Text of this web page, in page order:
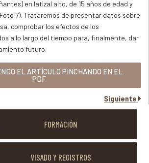
en latizal alto, de 15 años de edad y
7). Trataremos de presentar datos sobre
comprobar los efectos de los
a lo largo del tiempo para, finalmente, dar
futuro.
EL ARTÍCULO PINCHANDO EN EL
PDF
Siguiente
FORMACIÓN
VISADO Y REGISTROS